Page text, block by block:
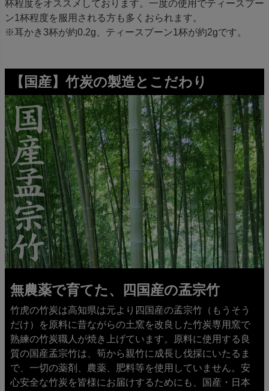
杯程度をオススメしております。一度の使用でティースプー
ン1杯程度を服用される方も多くおられます。
※耳かき3杯が約0.2g、ティースプーン1杯が約2gです。
【国産】竹炭の製造とこだわり
無農薬で育てた、四国産の孟宗竹
竹虎の竹炭は高知県は元より四国産の孟宗竹（もうそう
だけ）を原料に昔ながらの土窯を改良した竹炭専用窯で
熟練の竹炭職人が焼き上げています。原料に使用する良
質の国産孟宗竹は、筍から親竹に成長し伐採にいたるま
で、一切の薬剤、農薬、肥料等を使用していません。安
心安全な竹炭を皆様にお届けするためにも、国産・日本